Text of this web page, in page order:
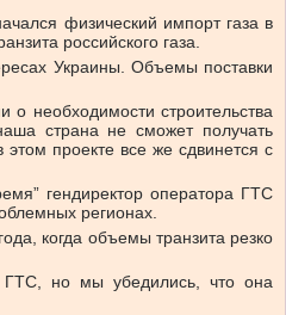
физический импорт газа в
российского газа.
Украины. Объемы поставки
о необходимости строительства
страна не сможет получать
проекте все же сдвинется с
гендиректор оператора ГТС
регионах.
когда объемы транзита резко
ГТС, но мы убедились, что она